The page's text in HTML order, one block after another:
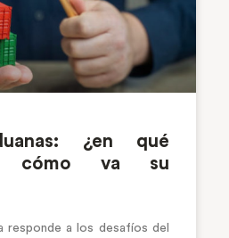
¿en qué
cómo va su
responde a los desafíos del